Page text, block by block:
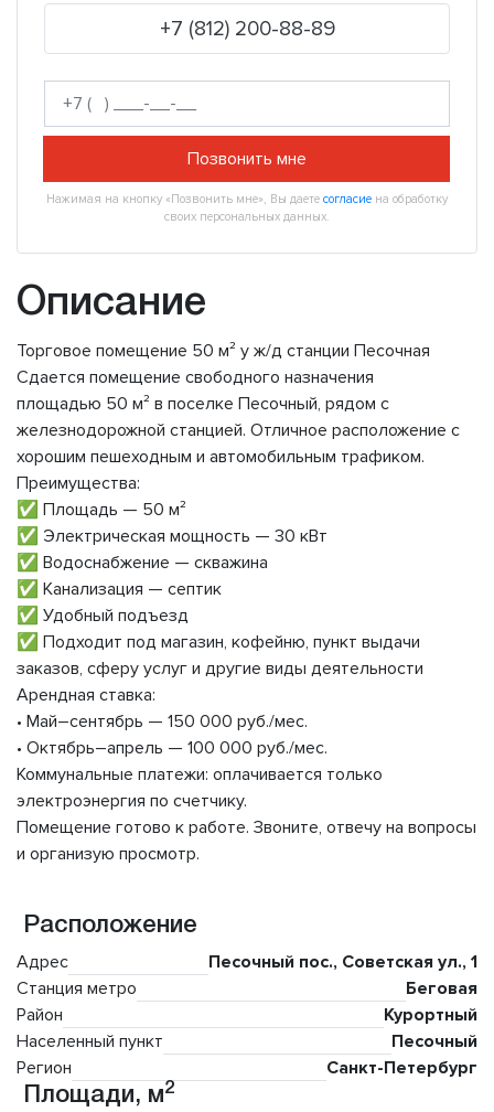
+7 (812) 200-88-89
Позвонить мне
Нажимая на кнопку «Позвонить мне», Вы даете согласие на обработку
своих персональных данных.
Описание
Торговое помещение 50 м² у ж/д станции Песочная
Сдается помещение свободного назначения
площадью 50 м² в поселке Песочный, рядом с
железнодорожной станцией. Отличное расположение с
хорошим пешеходным и автомобильным трафиком.
Преимущества:
✅ Площадь — 50 м²
✅ Электрическая мощность — 30 кВт
✅ Водоснабжение — скважина
✅ Канализация — септик
✅ Удобный подъезд
✅ Подходит под магазин, кофейню, пункт выдачи
заказов, сферу услуг и другие виды деятельности
Арендная ставка:
• Май–сентябрь — 150 000 руб./мес.
• Октябрь–апрель — 100 000 руб./мес.
Коммунальные платежи: оплачивается только
электроэнергия по счетчику.
Помещение готово к работе. Звоните, отвечу на вопросы
и организую просмотр.
Расположение
Адрес
Песочный пос., Советская ул., 1
Станция метро
Беговая
Район
Курортный
Населенный пункт
Песочный
Регион
Санкт-Петербург
Площади, м2